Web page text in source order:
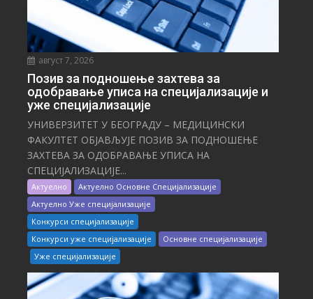
август 7, 2026
Позив за подношење захтева за
одобравање уписа на специјализације и
уже специјализације
УНИВЕРЗИТЕТ У БЕОГРАДУ – МЕДИЦИНСКИ
ФАКУЛТЕТ ОБЈАВЉУЈЕ ПОЗИВ ЗА ПОДНОШЕЊЕ
ЗАХТЕВА ЗА ОДОБРАВАЊЕ УПИСА НА
СПЕЦИЈАЛИЗАЦИЈЕ...
Актуелно
Актуелно Основне Специјализације
Актуелно Уже специјализације
Конкурси специјализације
Конкурси уже специјализације
Основне специјализације
Уже специјализације